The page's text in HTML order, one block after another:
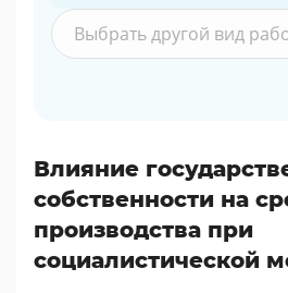
Выбрать другой вид
Влияние
собственности на
производства при
социалистической